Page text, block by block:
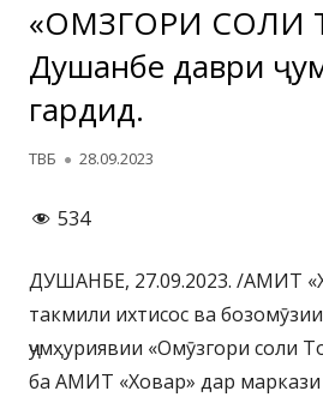
«ОМӮЗГОРИ СОЛИ
Душанбе даври
гардид.
Автор
ТВБ Опубликовано
28.09.2023
534
ДУШАНБЕ, 27.09.2023. /АМИТ
такмили ихтисос ва
ҷумҳуриявии «Омӯзгори соли
ба АМИТ «Ховар» дар